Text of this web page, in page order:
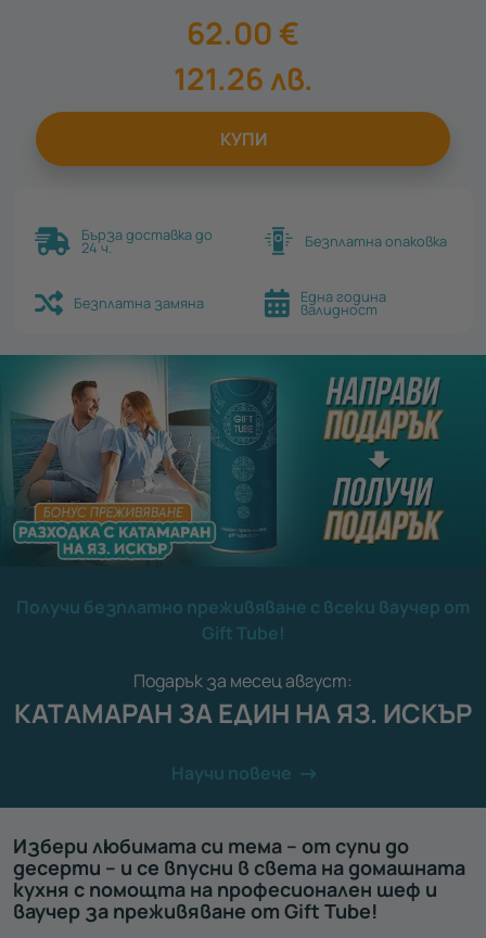
62.00 €
121.26лв.
КУПИ
Бърза доставка до
24 ч. Безплатна опаковка
Безплатна замяна Една година
валидност
Получи безплатно преживяване с всеки ваучер от
Gift Tube!
Подарък за месец август:
КАТАМАРАН ЗА ЕДИН НА ЯЗ. ИСКЪР
Научи повече
Избери любимата си тема – от супи до
десерти – и се впусни в света на домашната
кухня с помощта на професионален шеф и
ваучер за преживяване от Gift Tube!